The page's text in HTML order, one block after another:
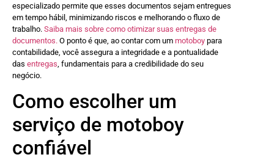
especializado permite que esses documentos sejam entregues
em tempo hábil, minimizando riscos e melhorando o fluxo de
trabalho. Saiba mais sobre como otimizar suas entregas de
documentos. O ponto é que, ao contar com um motoboy para
contabilidade, você assegura a integridade e a pontualidade
das entregas , fundamentais para a credibilidade do seu
negócio.
Como escolher um
serviço de motoboy
confiável